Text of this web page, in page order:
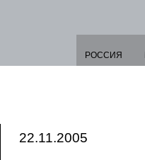
РОССИЯ
22.11.2005